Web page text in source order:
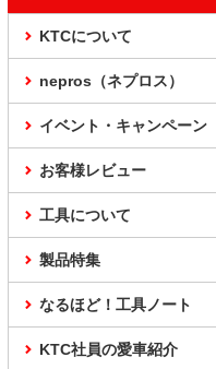
KTCについて
nepros（ネプロス）
イベント・キャンペーン
お客様レビュー
工具について
製品特集
なるほど！工具ノート
KTC社員の愛車紹介